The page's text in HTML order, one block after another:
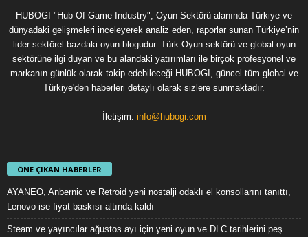
HUBOGI "Hub Of Game Industry", Oyun Sektörü alanında Türkiye ve
dünyadaki gelişmeleri inceleyerek analiz eden, raporlar sunan Türkiye’nin
lider sektörel bazdaki oyun blogudur. Türk Oyun sektörü ve global oyun
sektörüne ilgi duyan ve bu alandaki yatırımları ile birçok profesyonel ve
markanın günlük olarak takip edebileceği HUBOGI, güncel tüm global ve
Türkiye'den haberleri detaylı olarak sizlere sunmaktadır.
İletişim: info@hubogi.com
ÖNE ÇIKAN HABERLER
AYANEO, Anbernic ve Retroid yeni nostalji odaklı el konsollarını tanıttı,
Lenovo ise fiyat baskısı altında kaldı
Steam ve yayıncılar ağustos ayı için yeni oyun ve DLC tarihlerini peş